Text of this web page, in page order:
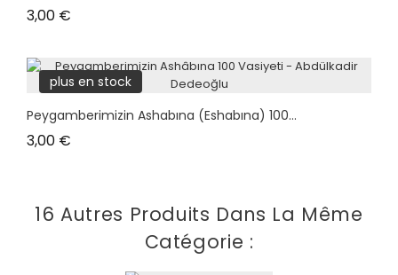
3,00 €
plus en stock
Peygamberimizin Ashabına (eshabına) 100...
3,00 €
16 Autres Produits Dans La Même
Catégorie :